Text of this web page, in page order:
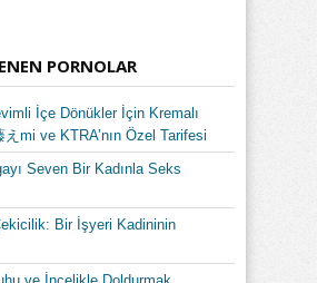
PORNOLAR
İçe Dönükler İçin Kremalı
mi ve KTRA’nın Özel Tarifesi
Seven Bir Kadınla Seks
Bir İşyeri Kadininin